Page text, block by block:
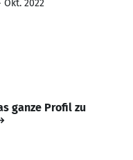
Okt. 2022
ganze Profil zu